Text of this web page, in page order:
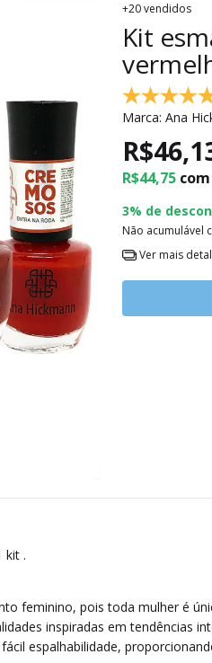
+20 vendidos
Kit
Marca: Ana
R$44,75 com
3% de
Não acumulável
Ver mais
kit .
feminino, pois toda mulher é
inspiradas em tendências
espalhabilidade,